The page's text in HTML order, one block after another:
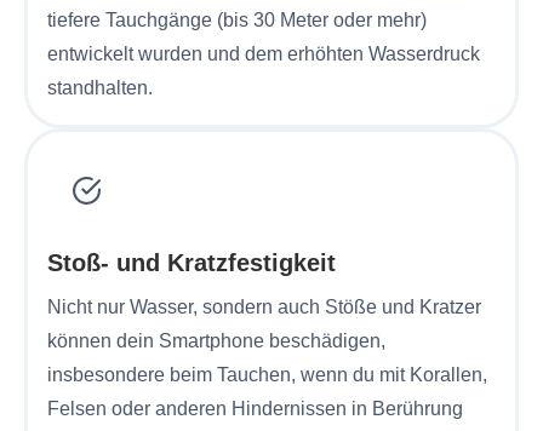
tiefere Tauchgänge (bis 30 Meter oder mehr)
entwickelt wurden und dem erhöhten Wasserdruck
standhalten.
Stoß- und Kratzfestigkeit
Nicht nur Wasser, sondern auch Stöße und Kratzer
können dein Smartphone beschädigen,
insbesondere beim Tauchen, wenn du mit Korallen,
Felsen oder anderen Hindernissen in Berührung